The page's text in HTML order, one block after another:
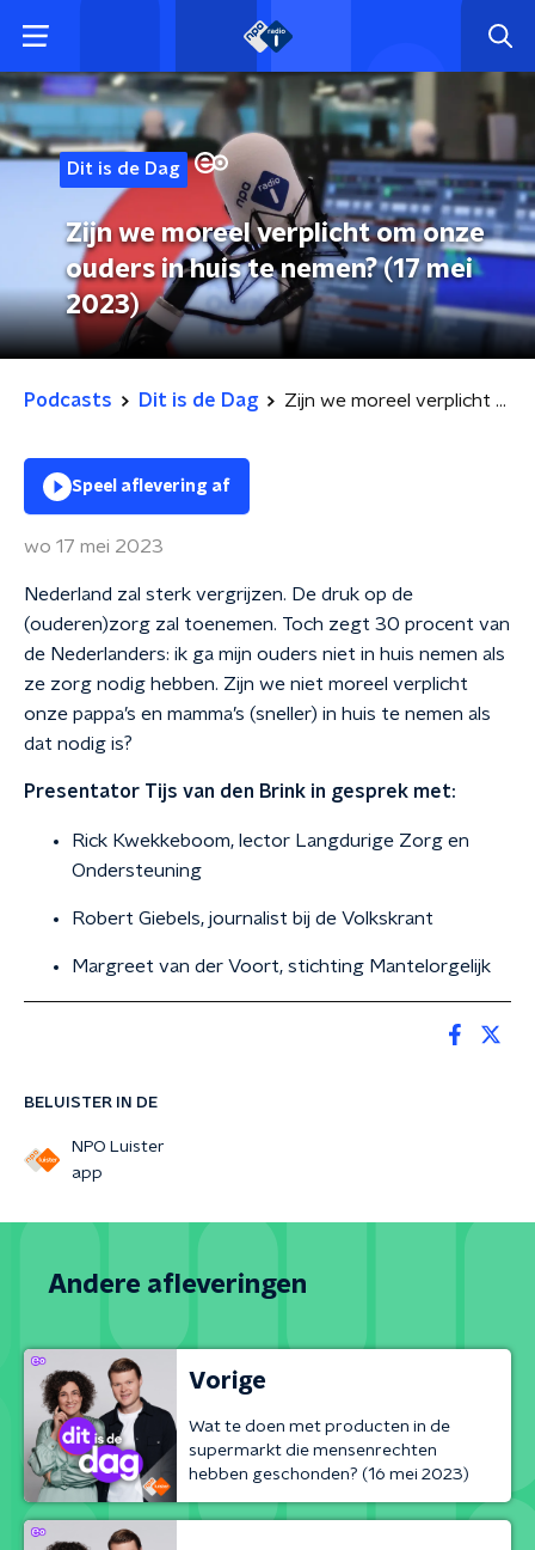
Dit is de Dag
Zijn we moreel verplicht om onze
ouders in huis te nemen? (17 mei
2023)
Podcasts Dit is de Dag Zijn we moreel verplicht om onze ouders in huis te nemen? (17 mei 2023)
BELUISTER IN DE
NPO Luister
app
Speel aflevering af
wo 17 mei 2023
Nederland zal sterk vergrijzen. De druk op de
(ouderen)zorg zal toenemen. Toch zegt 30 procent van
de Nederlanders: ik ga mijn ouders niet in huis nemen als
ze zorg nodig hebben. Zijn we niet moreel verplicht
onze pappa’s en mamma’s (sneller) in huis te nemen als
dat nodig is?
Presentator Tijs van den Brink in gesprek met:
Rick Kwekkeboom, lector Langdurige Zorg en
Ondersteuning
Robert Giebels, journalist bij de Volkskrant
Margreet van der Voort, stichting Mantelorgelijk
Andere afleveringen
Vorige
Wat te doen met producten in de
supermarkt die mensenrechten
hebben geschonden? (16 mei 2023)